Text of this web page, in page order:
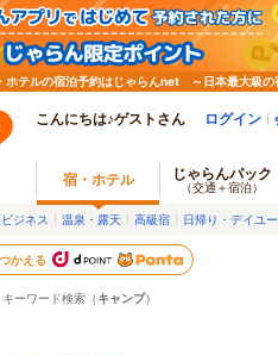
ホテルの宿泊予約はじゃらんnet ～日本最大級の
こんにちは♪ゲストさん ログイン
宿・ホテル じゃらんパック
（交通＋宿泊）
ジネス 温泉・露天 高級宿 日帰り・デイユー
かえる
ーワード検索（キャンプ）